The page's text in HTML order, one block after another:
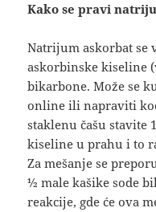
Kako se pravi
Natrijum askorbat se
askorbinske kiseline
bikarbone. Može se
online ili napraviti
staklenu čašu stavite
kiseline u prahu i to
Za mešanje se
½ male kašike sode
reakcije, gde će ova